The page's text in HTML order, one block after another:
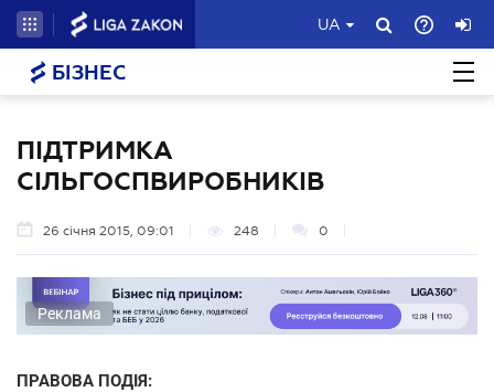
UA
БІЗНЕС
ПІДТРИМКА
СІЛЬГОСПВИРОБНИКІВ
26 січня 2015, 09:01 248 0
Реклама
ПРАВОВА ПОДІЯ: